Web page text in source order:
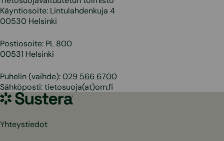
Käyntiosoite: Lintulahdenkuja 4
00530 Helsinki
Postiosoite: PL 800
00531 Helsinki
Puhelin (vaihde):029 566 6700
Sähköposti: tietosuoja(at)om.fi
Sustera
Yhteystiedot